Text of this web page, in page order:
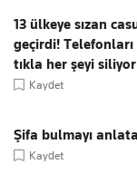
13 ülkeye sızan
geçirdi!
tıkla her şeyi siliyor
Kaydet
Şifa bulmayı
Kaydet